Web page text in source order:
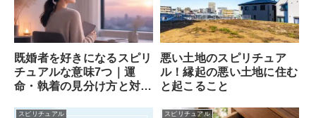
既婚者を好きになるスピリ
チュアルな意味7つ｜運
命・執着の見分け方と対処
悪い土地のスピリチュア
ル！縁起の悪い土地に住む
と起こること
スピリチュアル スピリチュアル